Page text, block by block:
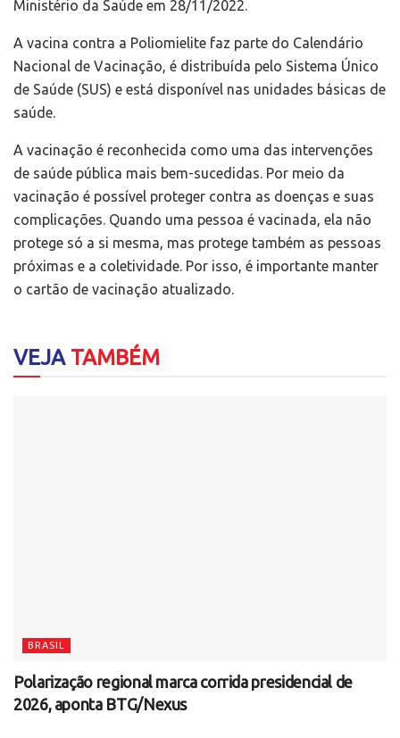
Ministério da Saúde em 28/11/2022.
A vacina contra a Poliomielite faz parte do Calendário
Nacional de Vacinação, é distribuída pelo Sistema Único
de Saúde (SUS) e está disponível nas unidades básicas de
saúde.
A vacinação é reconhecida como uma das intervenções
de saúde pública mais bem-sucedidas. Por meio da
vacinação é possível proteger contra as doenças e suas
complicações. Quando uma pessoa é vacinada, ela não
protege só a si mesma, mas protege também as pessoas
próximas e a coletividade. Por isso, é importante manter
o cartão de vacinação atualizado.
VEJATAMBÉM
BRASIL
Polarização regional marca corrida presidencial de
2026, aponta BTG/Nexus